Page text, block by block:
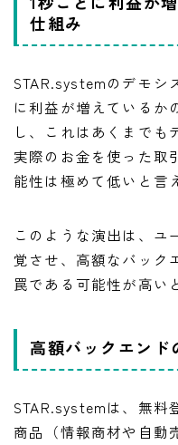
仕組み
STAR.systemのデモシ
に利益が増えているか
し、これはあくまでも
実際のお金を使った取
能性は極めて低いと言
このような演出は、ユ
覚させ、高額なバック
罠である可能性が高い
高額バックエンド
STAR.systemは、無料
商品（情報商材や自動